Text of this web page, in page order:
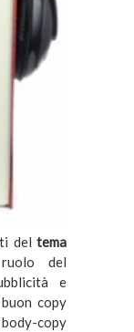
del tema
del
e
copy
body-copy